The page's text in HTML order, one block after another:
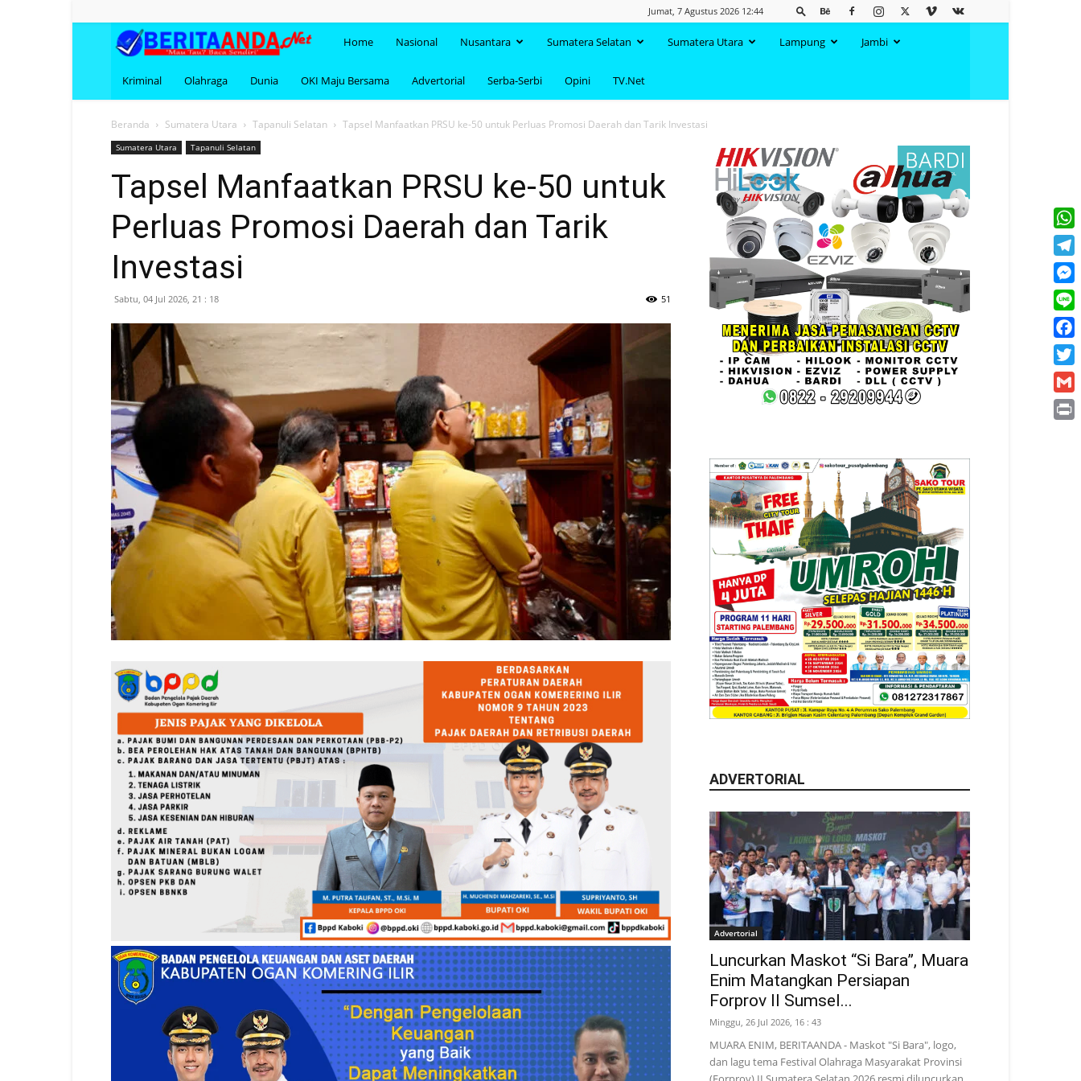
Jumat, 7 Agustus 2026 12:44
BERITAANDA.NET
Home Nasional Nusantara Sumatera Selatan Sumatera Utara Lampung Jambi
Kriminal Olahraga Dunia OKI Maju Bersama Advertorial Serba-Serbi Opini TV.Net
Beranda Sumatera Utara Tapanuli Selatan Tapsel Manfaatkan PRSU ke-50 untuk Perluas Promosi Daerah dan Tarik Investasi
Sumatera Utara Tapanuli Selatan
Tapsel Manfaatkan PRSU ke-50 untuk
Perluas Promosi Daerah dan Tarik
Investasi
Sabtu, 04 Jul 2026, 21 : 18 51
ADVERTORIAL
Advertorial
Luncurkan Maskot “Si Bara”, Muara
Enim Matangkan Persiapan
Forprov II Sumsel...
Minggu, 26 Jul 2026, 16 : 43
MUARA ENIM, BERITAANDA - Maskot "Si Bara", logo,
dan lagu tema Festival Olahraga Masyarakat Provinsi
Line